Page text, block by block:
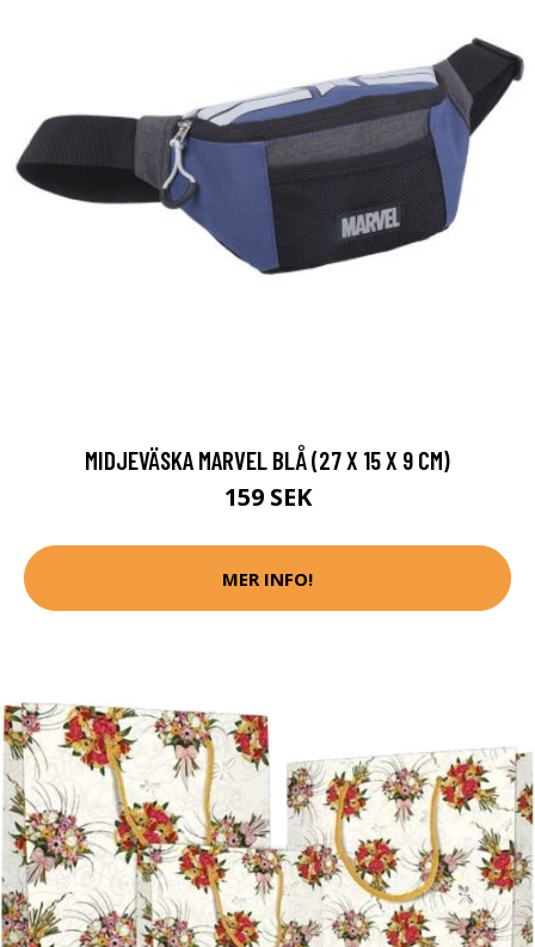
MIDJEVÄSKA MARVEL BLÅ (27 X 15 X 9 CM)
159 SEK
MER INFO!